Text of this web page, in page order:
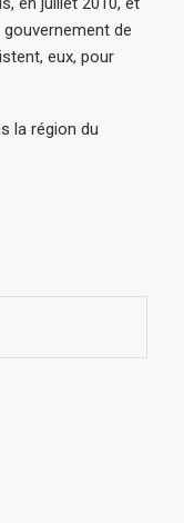
de
eux, pour
la région du